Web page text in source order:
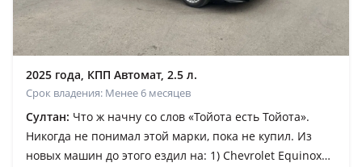
2025 года, КПП Автомат, 2.5 л.
Срок владения: Менее 6 месяцев
Султан: Что ж начну со слов «Тойота есть Тойота».
Никогда не понимал этой марки, пока не купил. Из
новых машин до этого ездил на: 1) Chevrolet Equinox